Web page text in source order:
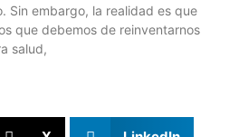
Sin embargo, la realidad es que
que debemos de reinventarnos
salud,